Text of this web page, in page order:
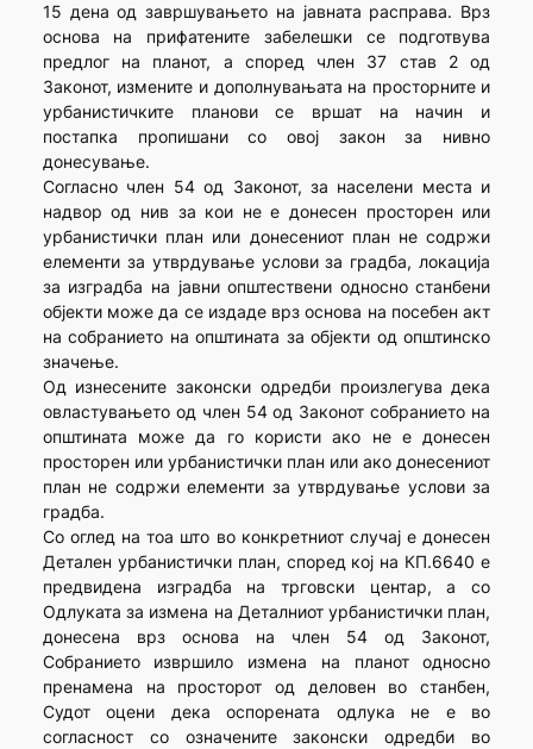
15 дена од завршувањето на јавната расправа. Врз
основа на прифатените забелешки се подготвува
предлог на планот, а според член 37 став 2 од
Законот, измените и дополнувањата на просторните и
урбанистичките планови се вршат на начин и
постапка пропишани со овој закон за нивно
донесување.
Согласно член 54 од Законот, за населени места и
надвор од нив за кои не е донесен просторен или
урбанистички план или донесениот план не содржи
елементи за утврдување услови за градба, локација
за изградба на јавни општествени односно станбени
објекти може да се издаде врз основа на посебен акт
на собранието на општината за објекти од општинско
значење.
Од изнесените законски одредби произлегува дека
овластувањето од член 54 од Законот собранието на
општината може да го користи ако не е донесен
просторен или урбанистички план или ако донесениот
план не содржи елементи за утврдување услови за
градба.
Со оглед на тоа што во конкретниот случај е донесен
Детален урбанистички план, според кој на КП.6640 е
предвидена изградба на трговски центар, а со
Одлуката за измена на Деталниот урбанистички план,
донесена врз основа на член 54 од Законот,
Собранието извршило измена на планот односно
пренамена на просторот од деловен во станбен,
Судот оцени дека оспорената одлука не е во
согласност со означените законски одредби во